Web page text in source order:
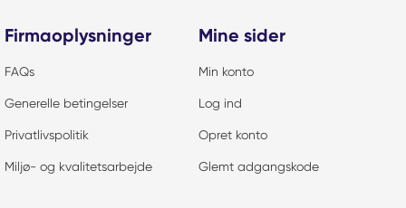
Firmaoplysninger
FAQs
Generelle betingelser
Privatlivspolitik
Miljø- og kvalitetsarbejde
Mine sider
Min konto
Log ind
Opret konto
Glemt adgangskode